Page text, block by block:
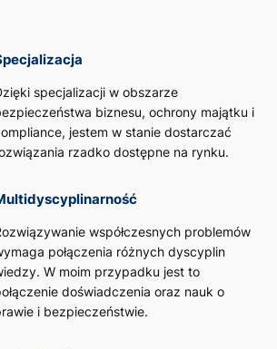
specjalizacji w obszarze
biznesu, ochrony majątku i
jestem w stanie dostarczać
rzadko dostępne na rynku.
współczesnych problemów
połączenia różnych dyscyplin
W moim przypadku jest to
doświadczenia oraz nauk o
i bezpieczeństwie.